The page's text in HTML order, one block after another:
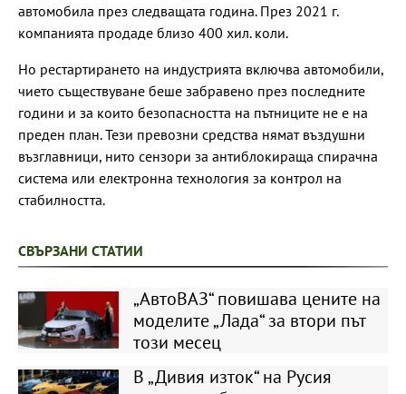
автомобила през следващата година. През 2021 г.
компанията продаде близо 400 хил. коли.
Но рестартирането на индустрията включва автомобили,
чието съществуване беше забравено през последните
години и за които безопасността на пътниците не е на
преден план. Тези превозни средства нямат въздушни
възглавници, нито сензори за антиблокираща спирачна
система или електронна технология за контрол на
стабилността.
СВЪРЗАНИ СТАТИИ
„АвтоВАЗ“ повишава цените на
моделите „Лада“ за втори път
този месец
В „Дивия изток“ на Русия